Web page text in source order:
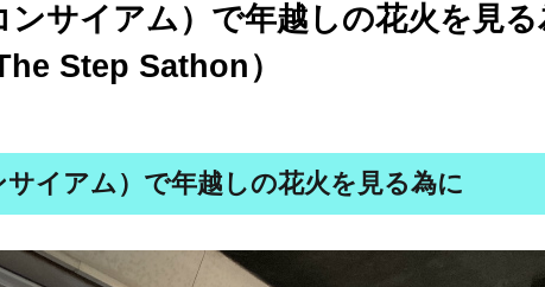
ンサイアム）で年越しの花火を見
Step Sathon）
イアム）で年越しの花火を見る為に